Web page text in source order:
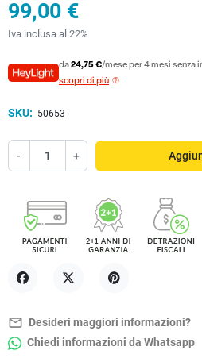
99,00 €
Iva inclusa al 22%
da24,75 €/mese per 4 mesi senza
scopri di più
SKU: 50653
- +
mail_outline Desideri maggiori informazioni?
Chiedi informazioni da Whatsapp